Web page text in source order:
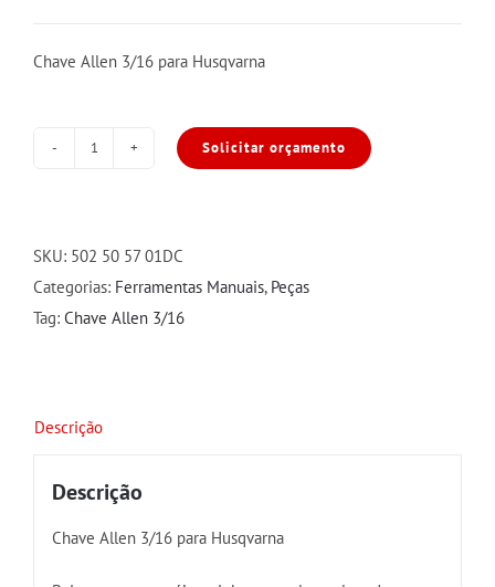
Chave Allen 3/16 para Husqvarna
para
Husqvarna
quantidade
Solicitar orçamento
SKU: 502 50 57 01DC
Categorias: Ferramentas Manuais, Peças
Tag: Chave Allen 3/16
Descrição
Descrição
Chave Allen 3/16 para Husqvarna